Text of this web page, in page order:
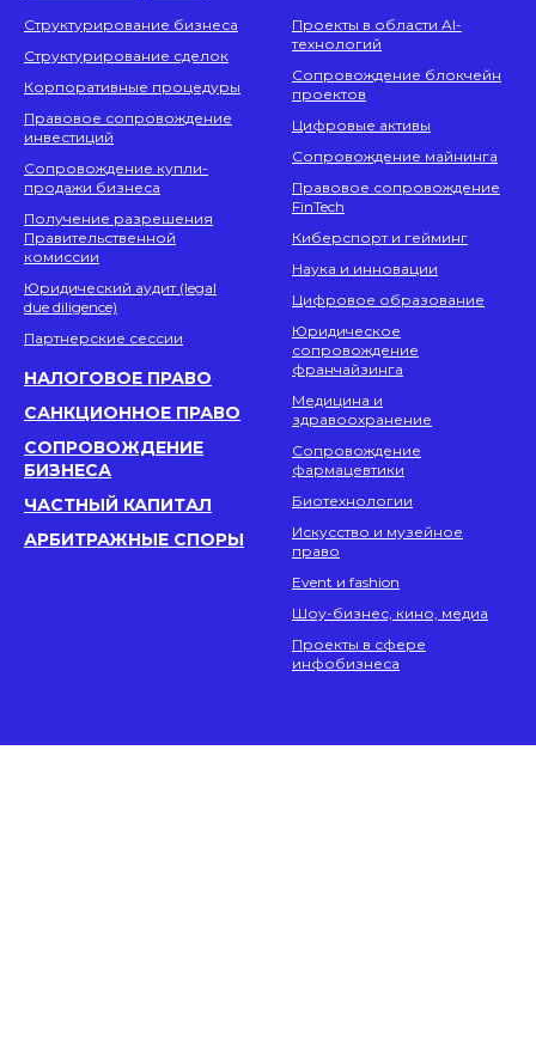
Структурирование бизнеса
Структурирование сделок
Корпоративные процедуры
Правовое сопровождение
инвестиций
Сопровождение купли-
продажи бизнеса
Получение разрешения
Правительственной
комиссии
Юридический аудит (legal
due diligence)
Партнерские сессии
НАЛОГОВОЕ ПРАВО
САНКЦИОННОЕ ПРАВО
СОПРОВОЖДЕНИЕ
БИЗНЕСА
ЧАСТНЫЙ КАПИТАЛ
АРБИТРАЖНЫЕ СПОРЫ
Проекты в области AI-
технологий
Сопровождение блокчейн
проектов
Цифровые активы
Сопровождение майнинга
Правовое сопровождение
FinTech
Киберспорт и гейминг
Наука и инновации
Цифровое образование
Юридическое
сопровождение
франчайзинга
Медицина и
здравоохранение
Сопровождение
фармацевтики
Биотехнологии
Искусство и музейное
право
Event и fashion
Шоу-бизнес, кино, медиа
Проекты в сфере
инфобизнеса